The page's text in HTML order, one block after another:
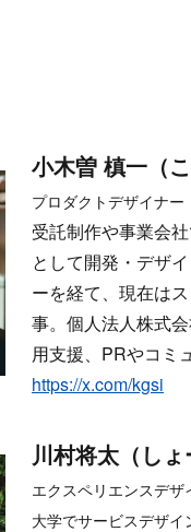
小木曽 槙一（
プロダクトデザイナー
受託制作や事業会
として開発・デザ
ーを経て、現在は
事。個人法人株式
用支援、PRやコミ
https://x.com/kgsi
川村将太（し
エクスペリエンスデザ
大学でサービスデザ